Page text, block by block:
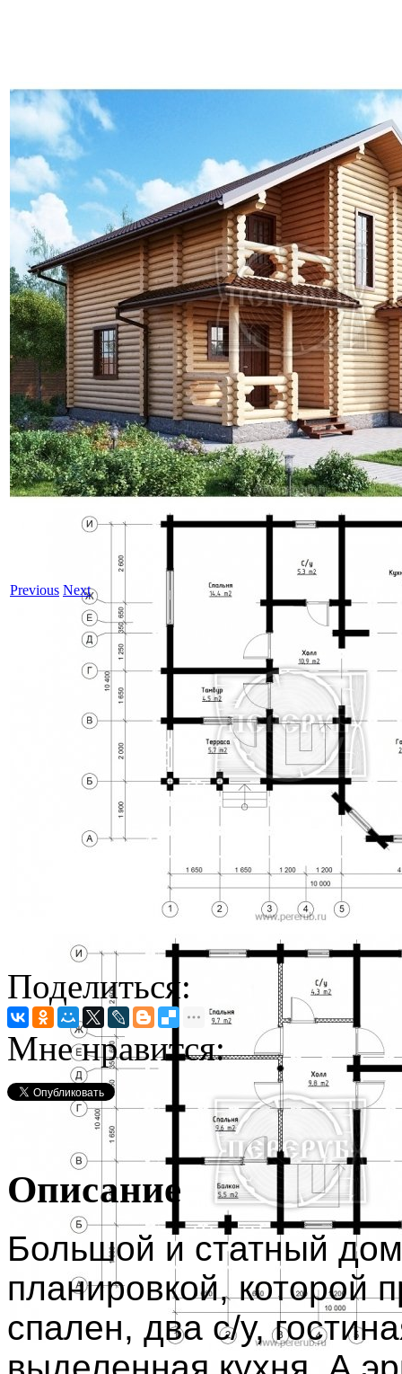
Previous Next
Поделиться:
Мне нравится:
Описание
Большой и статный
планировкой, которой
спален, два с/у,